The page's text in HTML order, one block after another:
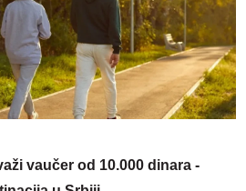
vaučer od 10.000 dinara -